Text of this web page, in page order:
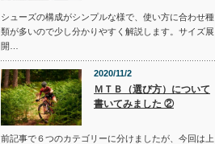
シューズの構成がシンプルな様で、使い方に合わせ種
類が多いので少し分かりやすく解説します。サイズ展
開…
2020/11/2
ＭＴＢ（選び方）について
書いてみました ②
前記事で６つのカテゴリーに分けましたが、今回は上